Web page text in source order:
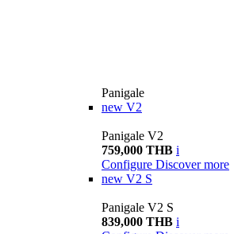
Panigale
new V2
Panigale V2
759,000 THB i
Configure Discover more
new V2 S
Panigale V2 S
839,000 THB i